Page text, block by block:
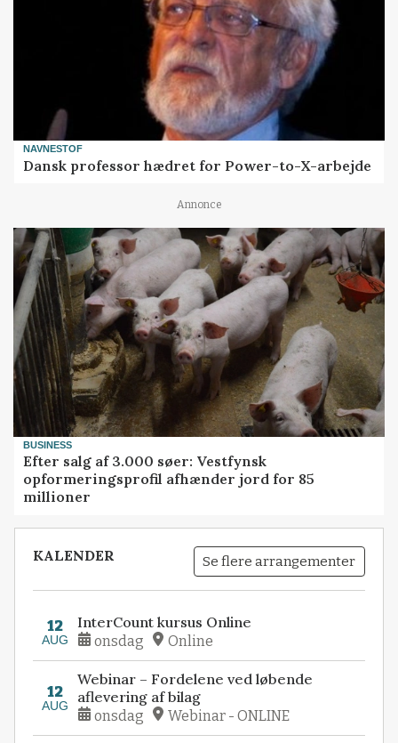
NAVNESTOF
Dansk professor hædret for Power-to-X-arbejde
Annonce
BUSINESS
Efter salg af 3.000 søer: Vestfynsk
opformeringsprofil afhænder jord for 85
millioner
KALENDER Se flere arrangementer
12
AUG
InterCount kursus Online
onsdag Online
12
AUG
Webinar – Fordelene ved løbende
aflevering af bilag
onsdag Webinar - ONLINE